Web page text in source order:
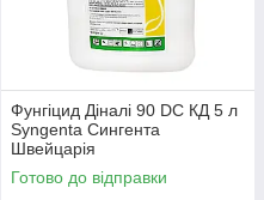
Фунгіцид Діналі 90 DC КД 5 л
Syngenta Сингента
Швейцарія
Готово до відправки